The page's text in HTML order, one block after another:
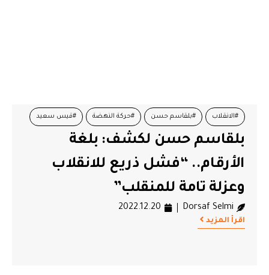
#الانقلاب #بلقاسم حسن #حركة النهضة #قيس سعيد
بلقاسم حسن لكشف: بلغة
الأرقام.. “فشل ذريع للانقلاب
وعزلة تامة للمنقلب”
Dorsaf Selmi
2022.12.20
اقرأ المزيد